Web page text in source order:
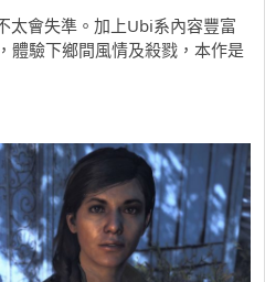
太會失準。加上Ubi系內容豐富
體驗下鄉間風情及殺戮，本作是